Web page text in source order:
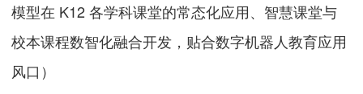
模型在 K12 各学科课堂的常态化应用、智慧课堂与
校本课程数智化融合开发，贴合数字机器人教育应用
风口）